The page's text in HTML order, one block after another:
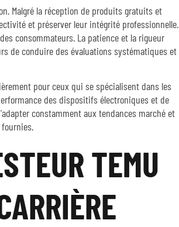
Malgré la réception de produits gratuits et
et préserver leur intégrité professionnelle.
consommateurs. La patience et la rigueur
de conduire des évaluations systématiques et
pour ceux qui se spécialisent dans les
des dispositifs électroniques et de
constamment aux tendances marché et
TEMU